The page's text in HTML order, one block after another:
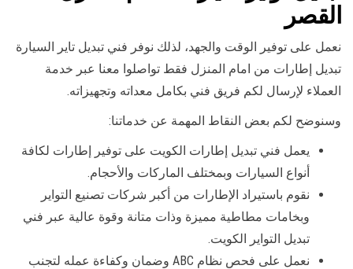
القصر
نعمل على توفير الوقت والجهد، لذلك نوفر فني تبديل تاير السيارة
تبديل إطارات من امام المنزل فقط تواصلوا معنا عبر خدمة
العملاء لإرسال لكم فريق فني بكامل معداته وتجهيزاته.
وسنوضح لكم بعض النقاط المهمة عن خدماتنا:
يعمل فني تبديل إطارات الكويت على توفير إطارات لكافة
أنواع السيارات وبمختلف الماركات والأحجام.
نقوم باستيراد الإطارات من أكبر شركات تصنيع التواير
وبخامات مطاطية مميزة وذات متانة وقوة عالية عبر فني
تبديل التواير الكويت.
نعمل على فحص نظام ABC وضمان وكفاءة عمله لتجنب